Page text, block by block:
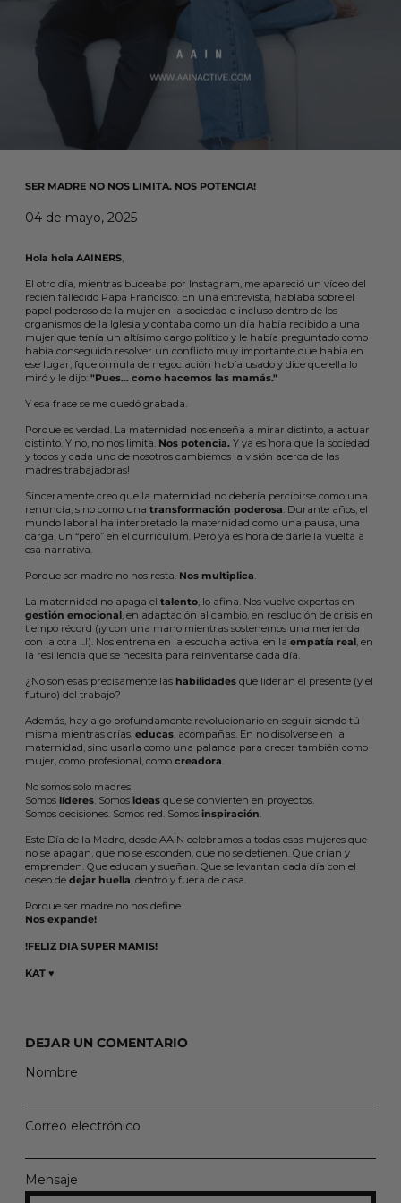
SER MADRE NO NOS LIMITA. NOS POTENCIA!
04 de mayo, 2025
Hola hola AAINERS,
El otro día, mientras buceaba por Instagram, me apareció un vídeo del
recién fallecido Papa Francisco. En una entrevista, hablaba sobre el
papel poderoso de la mujer en la sociedad e incluso dentro de los
organismos de la Iglesia y contaba como un día había recibido a una
mujer que tenía un altísimo cargo político y le había preguntado como
habia conseguido resolver un conflicto muy importante que habia en
ese lugar, fque ormula de negociación había usado y dice que ella lo
miró y le dijo: "Pues… como hacemos las mamás."
Y esa frase se me quedó grabada.
Porque es verdad. La maternidad nos enseña a mirar distinto, a actuar
distinto. Y no, no nos limita. Nos potencia. Y ya es hora que la sociedad
y todos y cada uno de nosotros cambiemos la visión acerca de las
madres trabajadoras!
Sinceramente creo que la maternidad no debería percibirse como una
renuncia, sino como una transformación poderosa. Durante años, el
mundo laboral ha interpretado la maternidad como una pausa, una
carga, un “pero” en el currículum. Pero ya es hora de darle la vuelta a
esa narrativa.
Porque ser madre no nos resta. Nos multiplica.
La maternidad no apaga el talento, lo afina. Nos vuelve expertas en
gestión emocional, en adaptación al cambio, en resolución de crisis en
tiempo récord (¡y con una mano mientras sostenemos una merienda
con la otra ...!). Nos entrena en la escucha activa, en la empatía real, en
la resiliencia que se necesita para reinventarse cada día.
¿No son esas precisamente las habilidades que lideran el presente (y el
futuro) del trabajo?
Además, hay algo profundamente revolucionario en seguir siendo tú
misma mientras crías, educas, acompañas. En no disolverse en la
maternidad, sino usarla como una palanca para crecer también como
mujer, como profesional, como creadora.
No somos solo madres.
Somos líderes. Somos ideas que se convierten en proyectos.
Somos decisiones. Somos red. Somos inspiración.
Este Día de la Madre, desde AAIN celebramos a todas esas mujeres que
no se apagan, que no se esconden, que no se detienen. Que crían y
emprenden. Que educan y sueñan. Que se levantan cada día con el
deseo de dejar huella, dentro y fuera de casa.
Porque ser madre no nos define.
Nos expande!
!FELIZ DIA SUPER MAMIS!
KAT ♥️
DEJAR UN COMENTARIO
Nombre
Correo electrónico
Mensaje